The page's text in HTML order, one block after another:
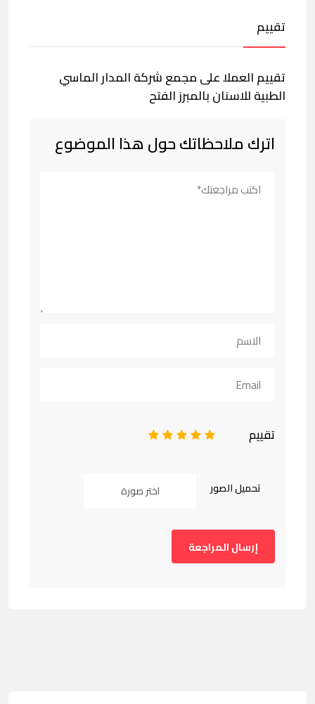
تقييم
تقييم العملا على مجمع شركة المدار الماسي
الطبية للاسنان بالمبرز الفتح
اترك ملاحظاتك حول هذا الموضوع
تقييم 5
4
3
2
تحميل الصور اختر صورة